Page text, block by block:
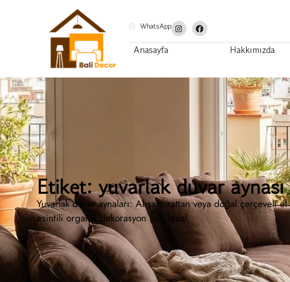
WhatsApp
Anasayfa Hakkımızda
Etiket: yuvarlak duvar aynası
Yuvarlak duvar aynaları: Ahşap, rattan veya doğal çerçeveli
esintili organik dekorasyon için ideal.